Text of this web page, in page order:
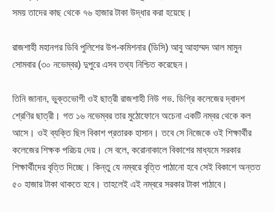
সময় তাদের কাছ থেকে ৭৬ হাজার টাকা উদ্ধার করা হয়েছে।
রাজশাহী মহানগর ডিবি পুলিশের উপ-কমিশনার (ডিসি) আবু আহাম্মদ আল মামুন
সোমবার (৩০ নভেম্বর) দুপুরে এসব তথ্য নিশ্চিত করেছেন।
তিনি জানান, ভুক্তভোগী ওই ছাত্রী রাজশাহী নিউ গভ. ডিগ্রি কলেজের দ্বাদশ
শ্রেণির ছাত্রী। গত ১৬ নভেম্বর তার মুঠোফোনে অচেনা একটি নম্বর থেকে কল
আসে। ওই ব্যক্তি ছিল বিকাশ প্রতারক হাসান। তবে সে নিজেকে ওই শিক্ষার্থীর
কলেজের শিক্ষক পরিচয় দেয়। সে বলে, করোনাকালে বিকাশের মাধ্যমে সরকার
শিক্ষার্থীদের বৃত্তি দিচ্ছে। কিন্তু যে নম্বরে বৃত্তি পাঠানো হবে সেই বিকাশে অন্তত
৫০ হাজার টাকা থাকতে হবে। তাহলেই এই নম্বরে সরকার টাকা পাঠাবে।